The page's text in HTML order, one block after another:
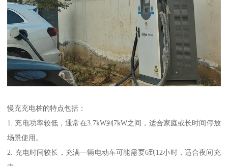
慢充充电桩的特点包括：
1. 充电功率较低，通常在3.7kW到7kW之间，适合家庭或长时间停放
场景使用。
2. 充电时间较长，充满一辆电动车可能需要6到12小时，适合夜间充